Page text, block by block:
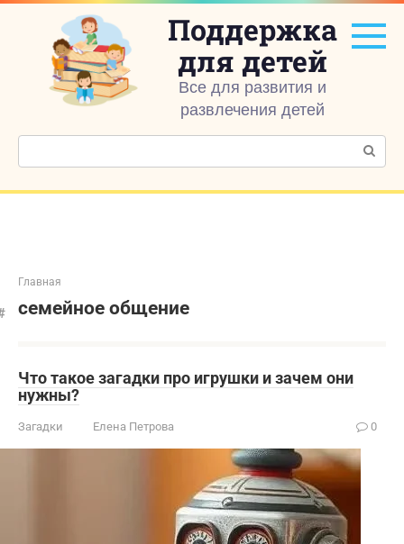
Перейти
контенту
Поддержка
для детей
Все для развития и
развлечения детей
Поиск:
Главная
семейное общение
Что такое загадки про игрушки и зачем они
нужны?
Загадки Елена Петрова 0